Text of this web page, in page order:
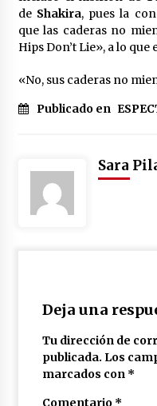
Segob:
2
Zar
políticos
2
2
85% de
2
deShakira, pues la
que las caderas no
Hips Don’t Lie», a lo
«No, sus caderas no
Publicado en
Sara
Deja una
Tu dirección de
publicada. Los
marcados con *
Comentario *